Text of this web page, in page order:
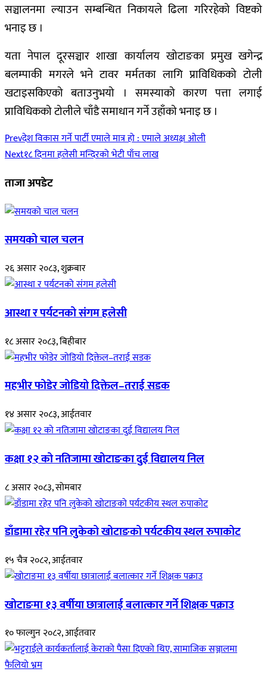
सञ्चालनमा ल्याउन सम्बन्धित निकायले ढिला गरिरहेको विष्टको
भनाइ छ ।
यता नेपाल दूरसञ्चार शाखा कार्यालय खोटाङका प्रमुख खगेन्द्र
बलम्पाकी मगरले भने टावर मर्मतका लागि प्राविधिकको टोली
खटाइसकिएको बताउनुभयो । समस्याको कारण पत्ता लगाई
प्राविधिकको टोलीले चाँडै समाधान गर्ने उहाँको भनाइ छ ।
Prevदेश विकास गर्ने पार्टी एमाले मात्र हो : एमाले अध्यक्ष ओली
Next१८ दिनमा हलेसी मन्दिरको भेटी पाँच लाख
ताजा अपडेट
समयको चाल चलन
२६ असार २०८३, शुक्रबार
आस्था र पर्यटनको संगम हलेसी
१८ असार २०८३, बिहीबार
महभीर फोडेर जोडियो दिक्तेल–तराई सडक
१४ असार २०८३, आईतवार
कक्षा १२ को नतिजामा खोटाङका दुई विद्यालय निल
८ असार २०८३, सोमबार
डाँडामा रहेर पनि लुकेको खोटाङको पर्यटकीय स्थल रुपाकोट
१५ चैत्र २०८२, आईतवार
खोटाङमा १३ वर्षीया छात्रालाई बलात्कार गर्ने शिक्षक पक्राउ
१० फाल्गुन २०८२, आईतवार